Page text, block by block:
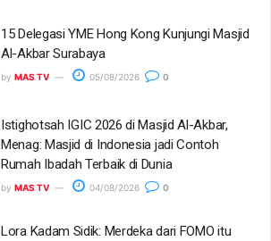
15 Delegasi YME Hong Kong Kunjungi Masjid
Al-Akbar Surabaya
by MAS TV 05/08/2026 0
Istighotsah IGIC 2026 di Masjid Al-Akbar,
Menag: Masjid di Indonesia jadi Contoh
Rumah Ibadah Terbaik di Dunia
by MAS TV 04/08/2026 0
Lora Kadam Sidik: Merdeka dari FOMO itu